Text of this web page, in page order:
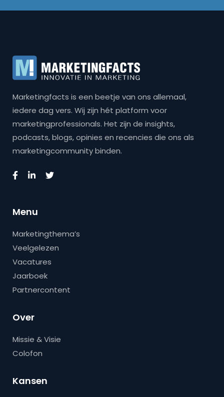
Marketingfacts is een beetje van ons allemaal,
iedere dag vers. Wij zijn hét platform voor
marketingprofessionals. Het zijn de insights,
podcasts, blogs, opinies en recencies die ons als
marketingcommunity binden.
Menu
Marketingthema’s
Veelgelezen
Vacatures
Jaarboek
Partnercontent
Over
Missie & Visie
Colofon
Kansen